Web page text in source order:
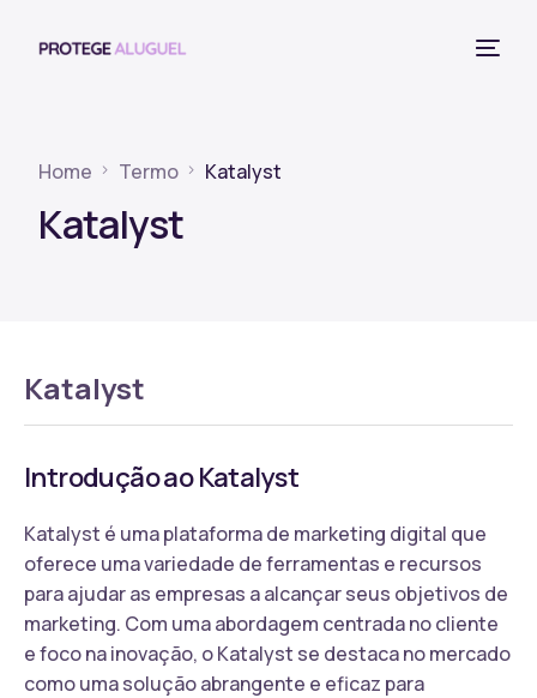
Home Termo Katalyst
Katalyst
Katalyst
Introdução ao Katalyst
Katalyst é uma plataforma de marketing digital que
oferece uma variedade de ferramentas e recursos
para ajudar as empresas a alcançar seus objetivos de
marketing. Com uma abordagem centrada no cliente
e foco na inovação, o Katalyst se destaca no mercado
como uma solução abrangente e eficaz para